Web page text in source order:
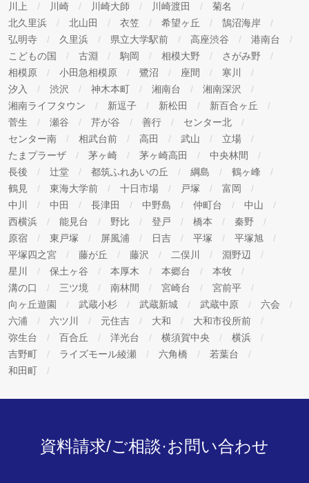
川上
川崎 川崎大師 川崎渡田
菊名
北久里浜
北山田 衣笠 希望ヶ丘
鵠沼海岸
弘明寺
久里浜 県立大学駅前 高座渋谷
港南台
こどもの国
古淵 駒岡 相模大野
さがみ野
相模原
小田急相模原 鷺沼 座間
寒川
汐入
渋沢 神木本町 湘南台
湘南深沢
湘南ライフタウン
新逗子 新松田
新百合ヶ丘
菅生
瀬谷 芹が谷 善行
センター北
センター南
相武台前 高田 武山
立場
たまプラーザ
茅ヶ崎 茅ヶ崎高田
中央林間
長後
辻堂 都筑ふれあいの丘 綱島
鶴ヶ峰
鶴見
東海大学前 十日市場 戸塚
富岡
中川
中田 長津田 中野島 仲町台
中山
西横浜
能見台 野比 登戸 橋本
秦野
原宿
東戸塚 屏風浦 日吉 平塚
平塚旭
平塚四之宮
藤が丘 藤沢 二俣川
淵野辺
星川
保土ヶ谷 本厚木 本郷台
本牧
溝の口
三ツ境 南林間 宮崎台
宮前平
向ヶ丘遊園
武蔵小杉 武蔵新城 武蔵中原
六会
六浦
六ツ川 元住吉 大和
大和市役所前
弥生台
百合丘 洋光台 横須賀中央
横浜
吉野町
ライズモール綾瀬 六角橋
若葉台
和田町
資料請求/ご相談·お問い合わせ